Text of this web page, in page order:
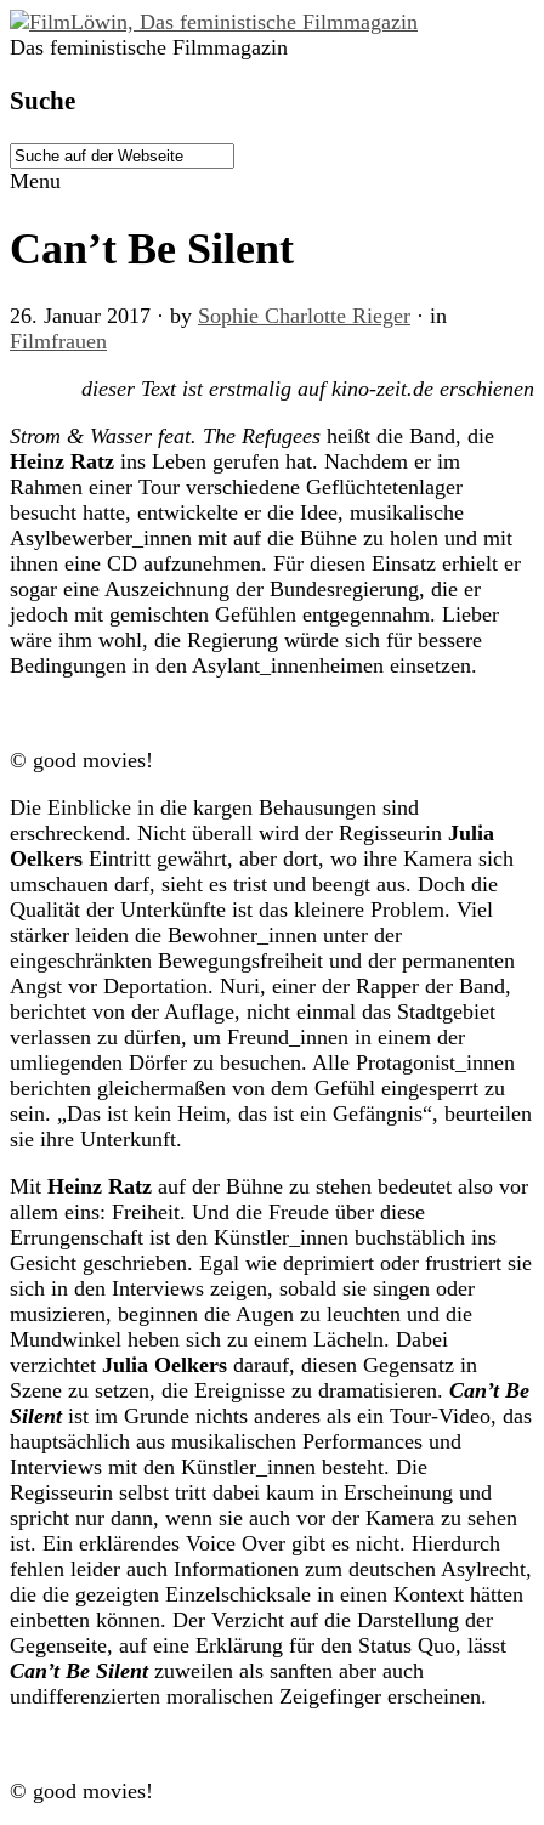
Das feministische Filmmagazin
Suche
Menu
Can’t Be Silent
26. Januar 2017 · by Sophie Charlotte Rieger · in
Filmfrauen
dieser Text ist erstmalig auf kino-zeit.de erschienen
Strom & Wasser feat. The Refugees heißt die Band, die
Heinz Ratz ins Leben gerufen hat. Nachdem er im
Rahmen einer Tour verschiedene Geflüchtetenlager
besucht hatte, entwickelte er die Idee, musikalische
Asylbewerber_innen mit auf die Bühne zu holen und mit
ihnen eine CD aufzunehmen. Für diesen Einsatz erhielt er
sogar eine Auszeichnung der Bundesregierung, die er
jedoch mit gemischten Gefühlen entgegennahm. Lieber
wäre ihm wohl, die Regierung würde sich für bessere
Bedingungen in den Asylant_innenheimen einsetzen.
© good movies!
Die Einblicke in die kargen Behausungen sind
erschreckend. Nicht überall wird der Regisseurin Julia
Oelkers Eintritt gewährt, aber dort, wo ihre Kamera sich
umschauen darf, sieht es trist und beengt aus. Doch die
Qualität der Unterkünfte ist das kleinere Problem. Viel
stärker leiden die Bewohner_innen unter der
eingeschränkten Bewegungsfreiheit und der permanenten
Angst vor Deportation. Nuri, einer der Rapper der Band,
berichtet von der Auflage, nicht einmal das Stadtgebiet
verlassen zu dürfen, um Freund_innen in einem der
umliegenden Dörfer zu besuchen. Alle Protagonist_innen
berichten gleichermaßen von dem Gefühl eingesperrt zu
sein. „Das ist kein Heim, das ist ein Gefängnis“, beurteilen
sie ihre Unterkunft.
Mit Heinz Ratz auf der Bühne zu stehen bedeutet also vor
allem eins: Freiheit. Und die Freude über diese
Errungenschaft ist den Künstler_innen buchstäblich ins
Gesicht geschrieben. Egal wie deprimiert oder frustriert sie
sich in den Interviews zeigen, sobald sie singen oder
musizieren, beginnen die Augen zu leuchten und die
Mundwinkel heben sich zu einem Lächeln. Dabei
verzichtet Julia Oelkers darauf, diesen Gegensatz in
Szene zu setzen, die Ereignisse zu dramatisieren. Can’t Be
Silentist im Grunde nichts anderes als ein Tour-Video, das
hauptsächlich aus musikalischen Performances und
Interviews mit den Künstler_innen besteht. Die
Regisseurin selbst tritt dabei kaum in Erscheinung und
spricht nur dann, wenn sie auch vor der Kamera zu sehen
ist. Ein erklärendes Voice Over gibt es nicht. Hierdurch
fehlen leider auch Informationen zum deutschen Asylrecht,
die die gezeigten Einzelschicksale in einen Kontext hätten
einbetten können. Der Verzicht auf die Darstellung der
Gegenseite, auf eine Erklärung für den Status Quo, lässt
Can’t Be Silentzuweilen als sanften aber auch
undifferenzierten moralischen Zeigefinger erscheinen.
© good movies!